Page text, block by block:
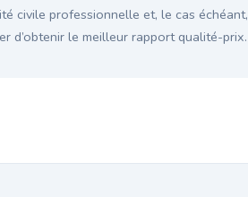
civile professionnelle et, le cas échéant,
d’obtenir le meilleur rapport qualité-prix.